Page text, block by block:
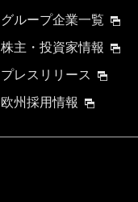
グループ企業一覧
株主・投資家情報
プレスリリース
欧州採用情報